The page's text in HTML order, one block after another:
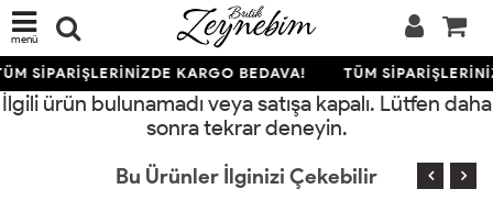
menü
SİPARİŞLERİNİZDE KARGO BEDAVA! TÜM
İlgili ürün bulunamadı veya satışa kapalı. Lütfen daha
sonra tekrar deneyin.
Bu Ürünler İlginizi Çekebilir